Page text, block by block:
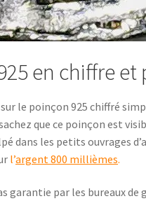
en chiffre
le poinçon 925 chiffré
que ce poinçon est
dans les petits ouvrages
l’argent 800 millièmes.
garantie par les bureaux de